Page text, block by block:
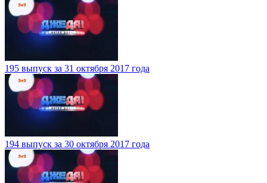
195 выпуск за 31 октября 2017 года
194 выпуск за 30 октября 2017 года